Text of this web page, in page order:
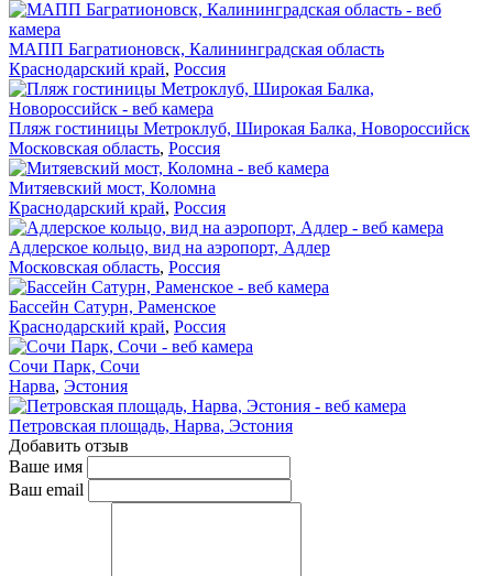
МАПП Багратионовск, Калининградская область
Краснодарский край, Россия
Пляж гостиницы Метроклуб, Широкая Балка, Новороссийск
Московская область, Россия
Митяевский мост, Коломна
Краснодарский край, Россия
Адлерское кольцо, вид на аэропорт, Адлер
Московская область, Россия
Бассейн Сатурн, Раменское
Краснодарский край, Россия
Сочи Парк, Сочи
Нарва, Эстония
Петровская площадь, Нарва, Эстония
Добавить отзыв
Ваше имя
Ваш email